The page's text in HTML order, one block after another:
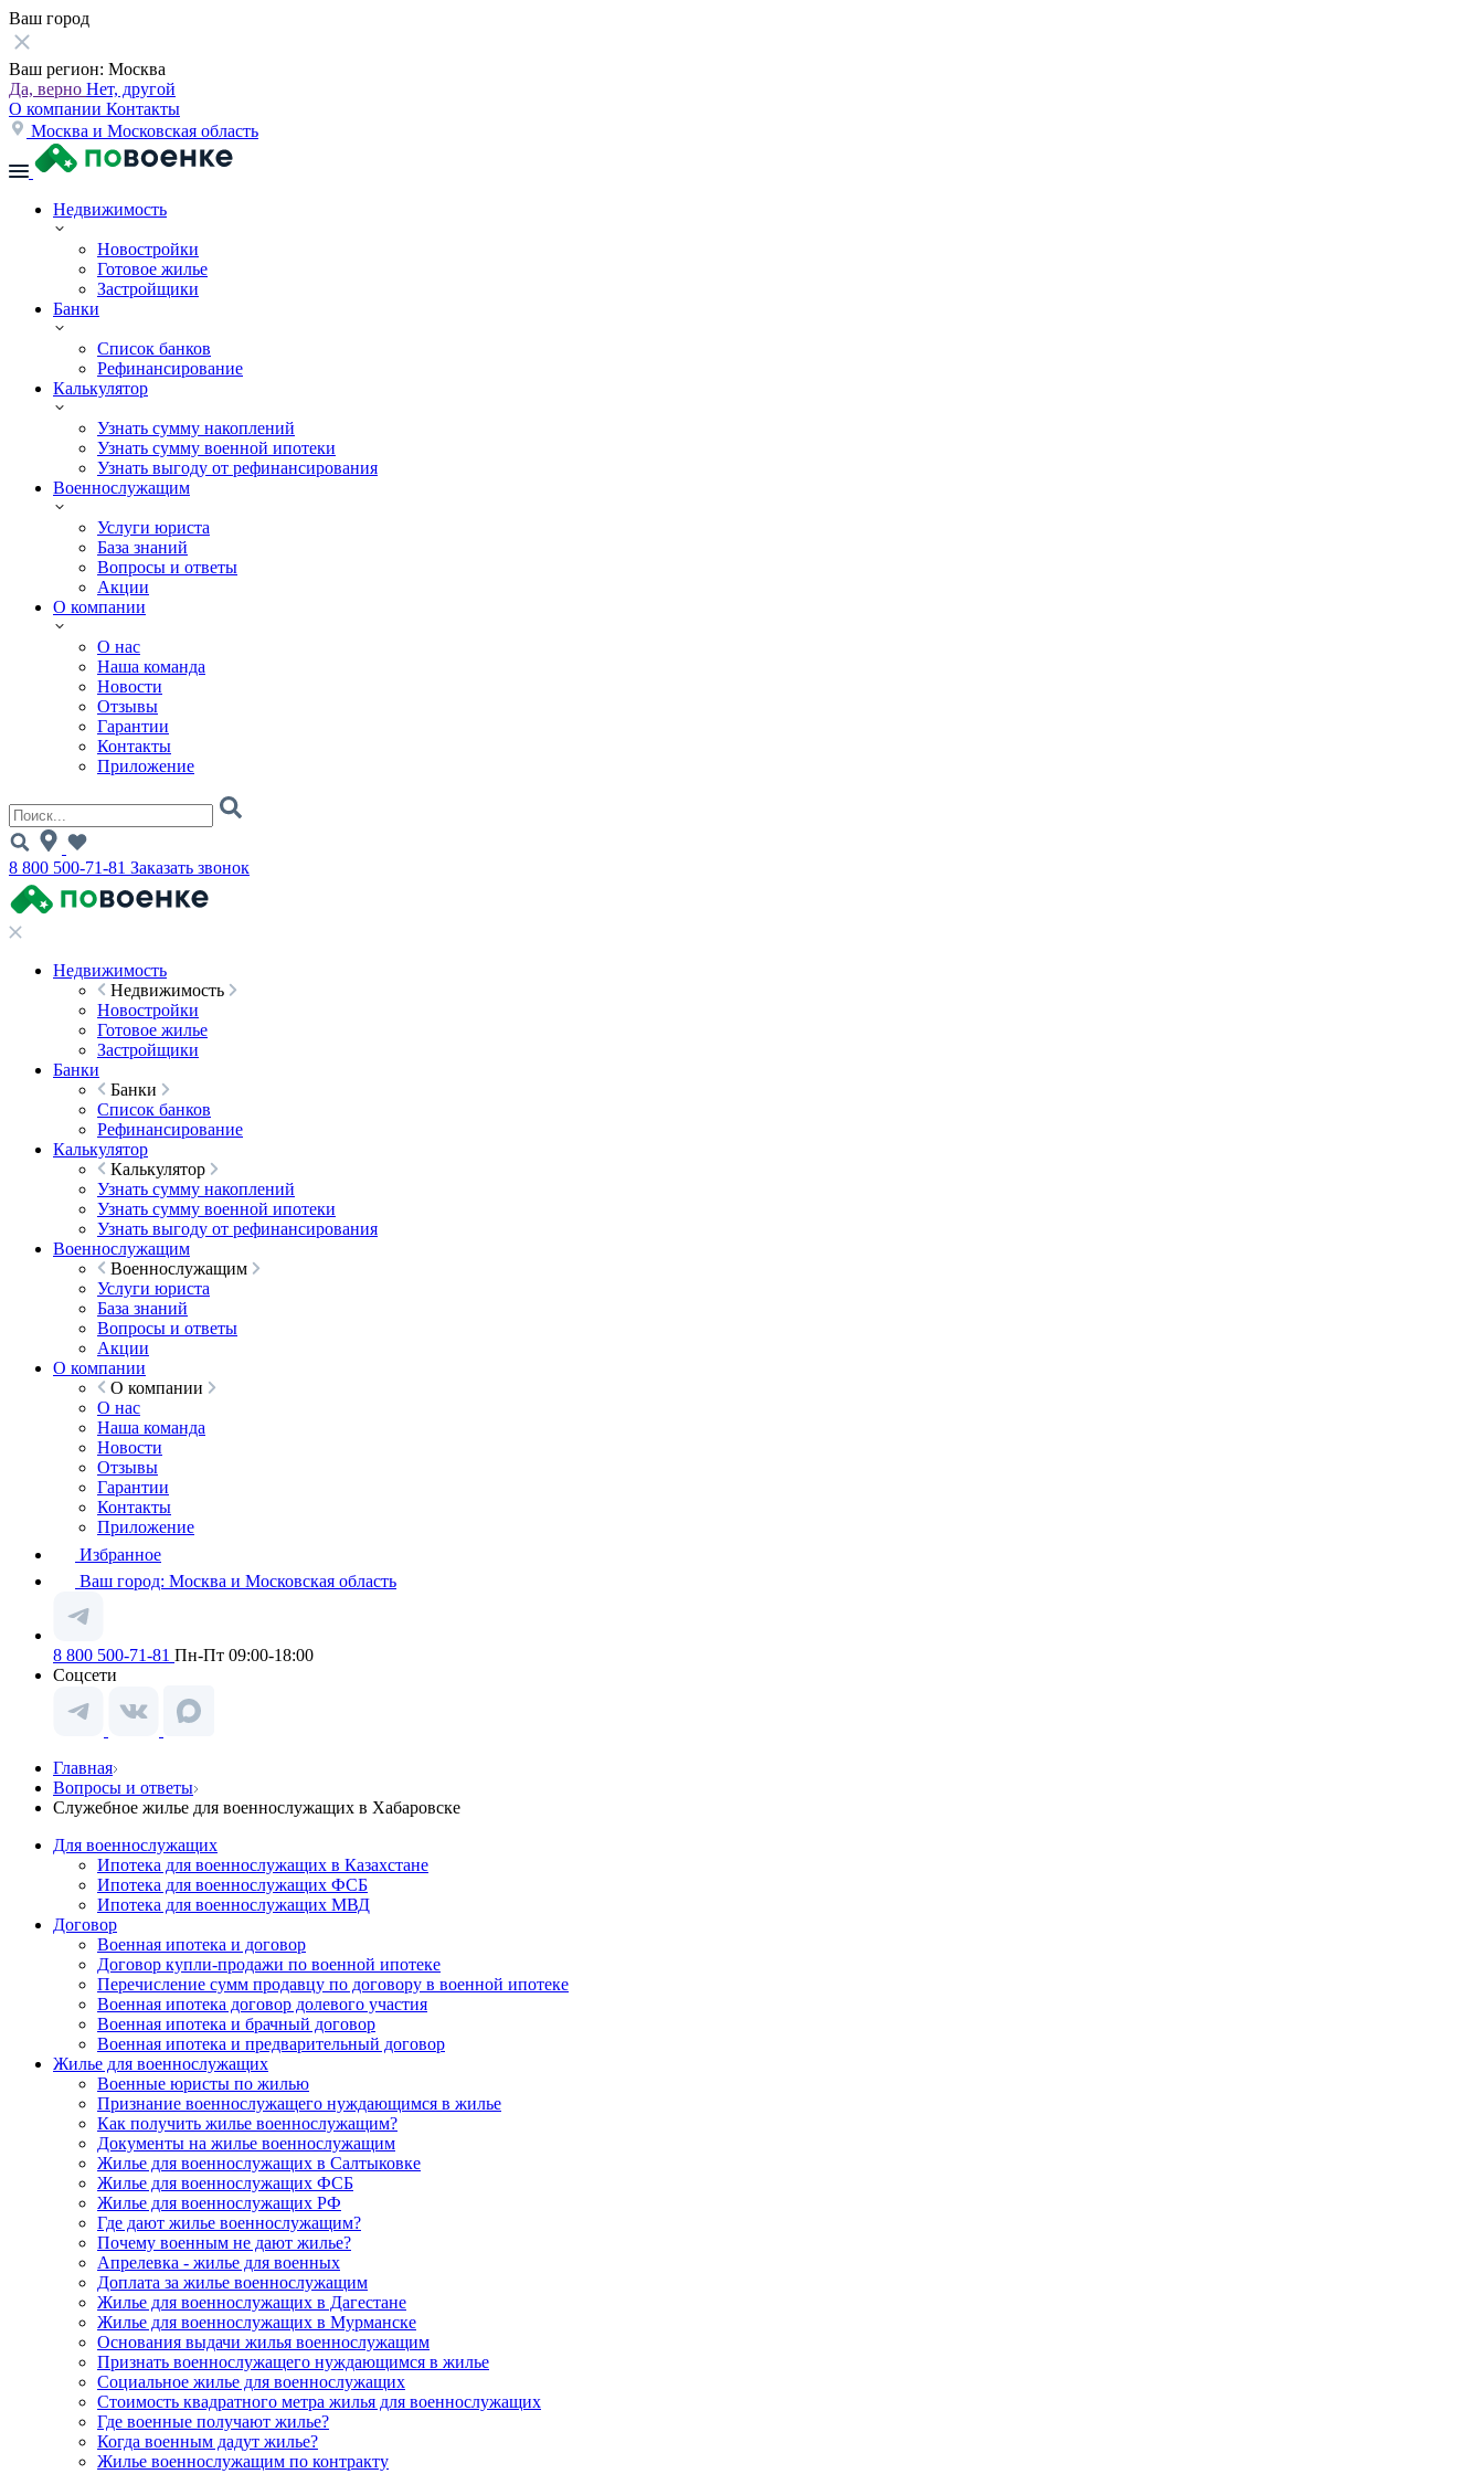
Ваш город
Ваш регион: Москва
Да, верно Нет, другой
О компании Контакты
Москва и Московская область
Недвижимость
Новостройки
Готовое жилье
Застройщики
Банки
Список банков
Рефинансирование
Калькулятор
Узнать сумму накоплений
Узнать сумму военной ипотеки
Узнать выгоду от рефинансирования
Военнослужащим
Услуги юриста
База знаний
Вопросы и ответы
Акции
О компании
О нас
Наша команда
Новости
Отзывы
Гарантии
Контакты
Приложение
8 800 500-71-81 Заказать звонок
Недвижимость
Недвижимость
Новостройки
Готовое жилье
Застройщики
Банки
Банки
Список банков
Рефинансирование
Калькулятор
Калькулятор
Узнать сумму накоплений
Узнать сумму военной ипотеки
Узнать выгоду от рефинансирования
Военнослужащим
Военнослужащим
Услуги юриста
База знаний
Вопросы и ответы
Акции
О компании
О компании
О нас
Наша команда
Новости
Отзывы
Гарантии
Контакты
Приложение
Избранное
Ваш город: Москва и Московская область
8 800 500-71-81 Пн-Пт 09:00-18:00
Соцсети
Главная
Вопросы и ответы
Служебное жилье для военнослужащих в Хабаровске
Для военнослужащих
Ипотека для военнослужащих в Казахстане
Ипотека для военнослужащих ФСБ
Ипотека для военнослужащих МВД
Договор
Военная ипотека и договор
Договор купли-продажи по военной ипотеке
Перечисление сумм продавцу по договору в военной ипотеке
Военная ипотека договор долевого участия
Военная ипотека и брачный договор
Военная ипотека и предварительный договор
Жилье для военнослужащих
Военные юристы по жилью
Признание военнослужащего нуждающимся в жилье
Как получить жилье военнослужащим?
Документы на жилье военнослужащим
Жилье для военнослужащих в Салтыковке
Жилье для военнослужащих ФСБ
Жилье для военнослужащих РФ
Где дают жилье военнослужащим?
Почему военным не дают жилье?
Апрелевка - жилье для военных
Доплата за жилье военнослужащим
Жилье для военнослужащих в Дагестане
Жилье для военнослужащих в Мурманске
Основания выдачи жилья военнослужащим
Признать военнослужащего нуждающимся в жилье
Социальное жилье для военнослужащих
Стоимость квадратного метра жилья для военнослужащих
Где военные получают жилье?
Когда военным дадут жилье?
Жилье военнослужащим по контракту